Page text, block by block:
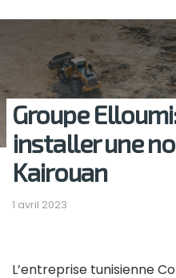
Groupe
installer une
Kairouan
1 avril 2023
L’entreprise tunisienne